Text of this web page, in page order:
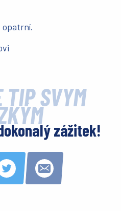
opatrní.
TIP SVÝM
zážitek!